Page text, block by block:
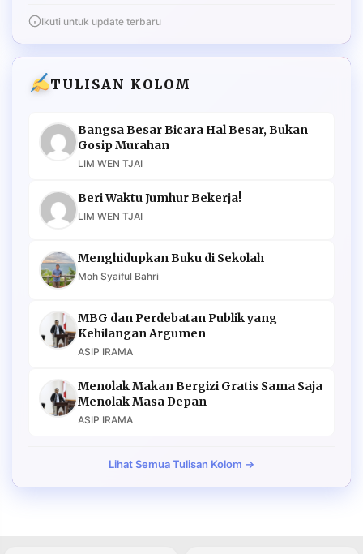
Ikuti untuk update terbaru
TULISAN KOLOM
Bangsa Besar Bicara Hal Besar, Bukan
Gosip Murahan
LIM WEN TJAI
Beri Waktu Jumhur Bekerja!
LIM WEN TJAI
Menghidupkan Buku di Sekolah
Moh Syaiful Bahri
MBG dan Perdebatan Publik yang
Kehilangan Argumen
ASIP IRAMA
Menolak Makan Bergizi Gratis Sama Saja
Menolak Masa Depan
ASIP IRAMA
Lihat Semua Tulisan Kolom →